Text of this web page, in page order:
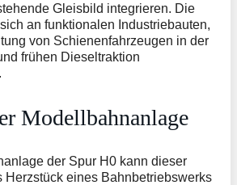
Gleisbild integrieren. Die
an funktionalen Industriebauten,
von Schienenfahrzeugen in der
frühen Dieseltraktion
Modellbahnanlage
der Spur H0 kann dieser
Herzstück eines Bahnbetriebswerks